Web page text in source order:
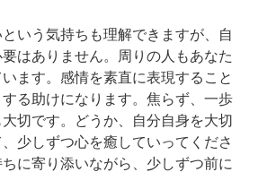
いう気持ちも理解できますが、自
はありません。周りの人もあなた
ます。感情を素直に表現すること
る助けになります。焦らず、一歩
切です。どうか、自分自身を大切
少しずつ心を癒していってくださ
に寄り添いながら、少しずつ前に